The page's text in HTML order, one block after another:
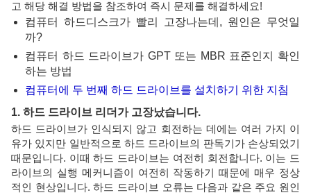
고 해당 해결 방법을 참조하여 즉시 문제를 해결하세요!
컴퓨터 하드디스크가 빨리 고장나는데, 원인은 무엇일
까?
컴퓨터 하드 드라이브가 GPT 또는 MBR 표준인지 확인
하는 방법
컴퓨터에 두 번째 하드 드라이브를 설치하기 위한 지침
1. 하드 드라이브 리더가 고장났습니다.
하드 드라이브가 인식되지 않고 회전하는 데에는 여러 가지 이
유가 있지만 일반적으로 하드 드라이브의 판독기가 손상되었기
때문입니다. 이때 하드 드라이브는 여전히 회전합니다. 이는 드
라이브의 실행 메커니즘이 여전히 작동하기 때문에 매우 정상
적인 현상입니다. 하드 드라이브 오류는 다음과 같은 주요 원인